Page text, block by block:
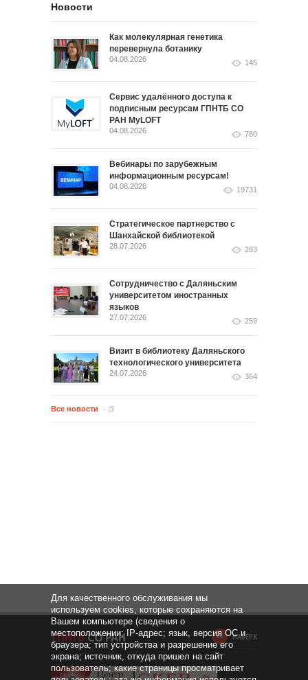
Новости
Как молекулярная генетика
перевернула ботанику
04.08.2026 145
Сервис удалённого доступа к
подписным ресурсам ГПНТБ СО
РАН MyLOFT
04.08.2026 780
Вебинары по зарубежным
информационным ресурсам!
04.08.2026 19731
Стратегическое партнерство с
Шанхайской библиотекой
28.07.2026 283
Сотрудничество с Даляньским
университетом иностранных
языков
27.07.2026 259
Визит в библиотеку Даляньского
технологического университета
24.07.2026 364
Все новости
НАВЕРХ
Для качественного обслуживания мы
используем cookies, которые сохраняются на
Вашем компьютере (сведения о
местоположении; IP-адрес; язык, версия ОС и
браузера; тип устройства и разрешение его
экрана; источник, откуда пришел на сайт
пользователь; какие страницы просматривает